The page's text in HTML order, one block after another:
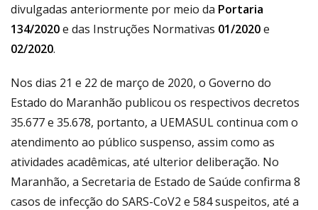
divulgadas anteriormente por meio da Portaria
134/2020e das Instruções Normativas 01/2020e
02/2020.
Nos dias 21 e 22 de março de 2020, o Governo do
Estado do Maranhão publicou os respectivos decretos
35.677 e 35.678, portanto, a UEMASUL continua com o
atendimento ao público suspenso, assim como as
atividades acadêmicas, até ulterior deliberação. No
Maranhão, a Secretaria de Estado de Saúde confirma 8
casos de infecção do SARS-CoV2 e 584 suspeitos, até a